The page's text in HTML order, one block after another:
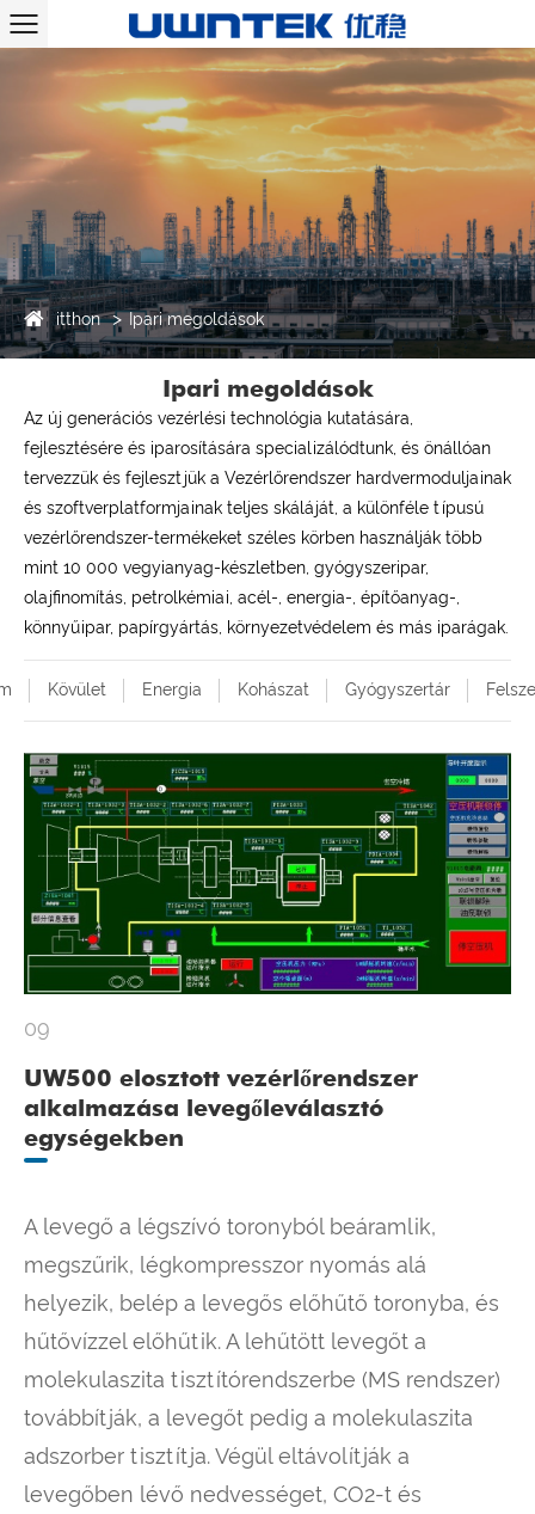
itthon Ipari megoldások
Ipari megoldások
Az új generációs vezérlési technológia kutatására,
fejlesztésére és iparosítására specializálódtunk, és önállóan
tervezzük és fejlesztjük a Vezérlőrendszer hardvermoduljainak
és szoftverplatformjainak teljes skáláját, a különféle típusú
vezérlőrendszer-termékeket széles körben használják több
mint 10 000 vegyianyag-készletben, gyógyszeripar,
olajfinomítás, petrolkémiai, acél-, energia-, építőanyag-,
könnyűipar, papírgyártás, környezetvédelem és más iparágak.
Kövület Energia Kohászat Gyógyszertár
09
UW500 elosztott vezérlőrendszer
alkalmazása levegőleválasztó
egységekben
A levegő a légszívó toronyból beáramlik,
megszűrik, légkompresszor nyomás alá
helyezik, belép a levegős előhűtő toronyba, és
hűtővízzel előhűtik. A lehűtött levegőt a
molekulaszita tisztítórendszerbe (MS rendszer)
továbbítják, a levegőt pedig a molekulaszita
adszorber tisztítja. Végül eltávolítják a
levegőben lévő nedvességet, CO2-t és